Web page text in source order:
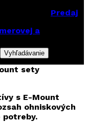
Predaj
Vyhľadávanie
sety
s E-Mount
ohniskových
potreby.